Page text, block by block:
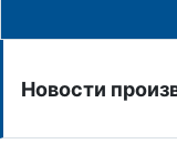
Новости